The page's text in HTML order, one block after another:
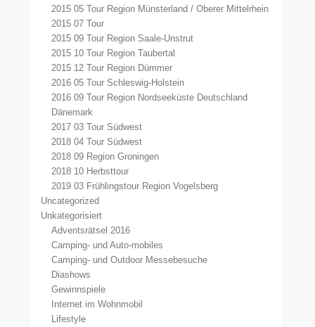
2015 05 Tour Region Münsterland / Oberer Mittelrhein
2015 07 Tour
2015 09 Tour Region Saale-Unstrut
2015 10 Tour Region Taubertal
2015 12 Tour Region Dümmer
2016 05 Tour Schleswig-Holstein
2016 09 Tour Region Nordseeküste Deutschland
Dänemark
2017 03 Tour Südwest
2018 04 Tour Südwest
2018 09 Region Groningen
2018 10 Herbsttour
2019 03 Frühlingstour Region Vogelsberg
Uncategorized
Unkategorisiert
Adventsrätsel 2016
Camping- und Auto-mobiles
Camping- und Outdoor Messebesuche
Diashows
Gewinnspiele
Internet im Wohnmobil
Lifestyle